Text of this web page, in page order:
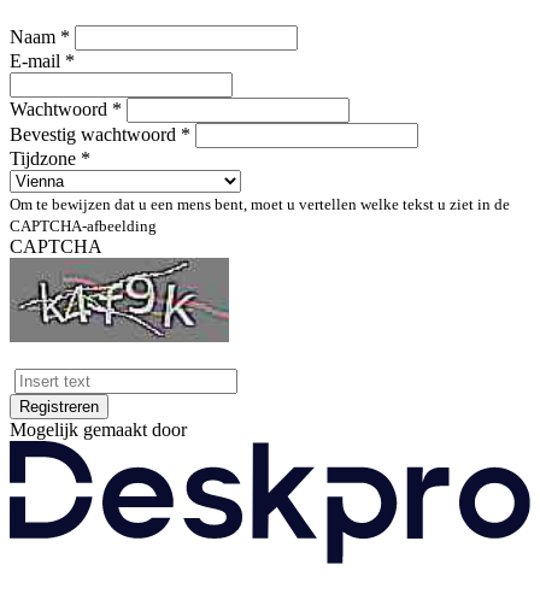
Naam *
E-mail *
Wachtwoord *
Bevestig wachtwoord *
Tijdzone *
Om te bewijzen dat u een mens bent, moet u vertellen welke tekst u ziet in de
CAPTCHA-afbeelding
CAPTCHA
Registreren
Mogelijk gemaakt door